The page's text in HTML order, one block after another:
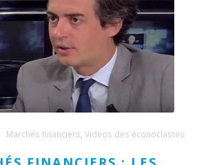
Marchés financiers,Vidéos des éconoclastes